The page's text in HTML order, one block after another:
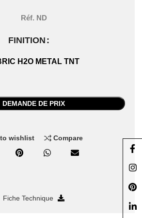
Réf. ND
FINITION
H2O METAL TNT
DEMANDE DE PRIX
wishlist Compare
Fiche Technique